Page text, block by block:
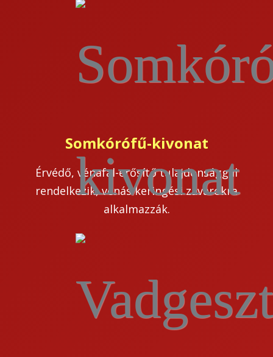
Somkórófű-kivonat
Érvédő, vénafal-erősítő tulajdonsággal
rendelkezik, vénás keringési zavarokra
alkalmazzák.